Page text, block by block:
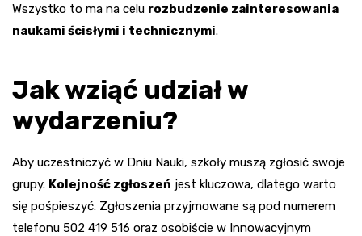
Wszystko to ma na celu rozbudzenie zainteresowania
naukami ścisłymi i technicznymi.
Jak wziąć udział w
wydarzeniu?
Aby uczestniczyć w Dniu Nauki, szkoły muszą zgłosić swoje
grupy. Kolejność zgłoszeń jest kluczowa, dlatego warto
się pośpieszyć. Zgłoszenia przyjmowane są pod numerem
telefonu 502 419 516 oraz osobiście w Innowacyjnym